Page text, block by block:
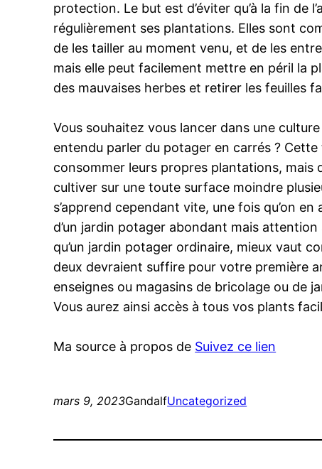
protection. Le but est d’éviter qu’à la fin de
régulièrement ses plantations. Elles sont
de les tailler au moment venu, et de les
mais elle peut facilement mettre en péril la
des mauvaises herbes et retirer les feuilles
Vous souhaitez vous lancer dans une
entendu parler du potager en carrés ?
consommer leurs propres plantations, mais
cultiver sur une toute surface moindre
s’apprend cependant vite, une fois qu’on
d’un jardin potager abondant mais
qu’un jardin potager ordinaire, mieux vaut
deux devraient suffire pour votre première
enseignes ou magasins de bricolage ou de
Vous aurez ainsi accès à tous vos plants
Ma source à propos de Suivez ce lien
mars 9, 2023GandalfUncategorized